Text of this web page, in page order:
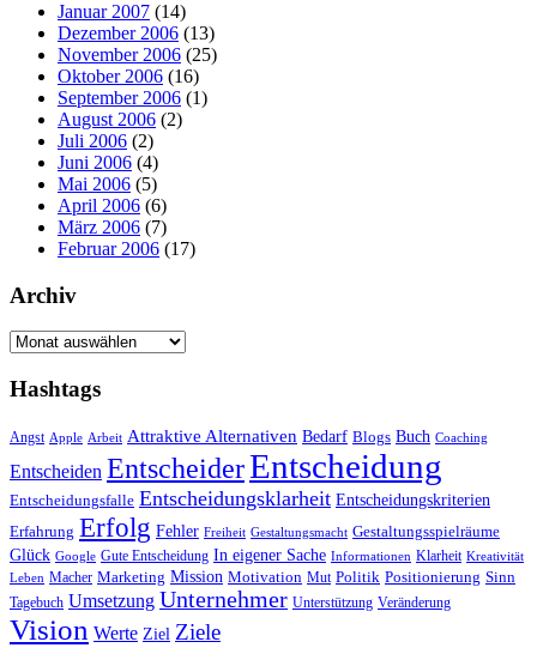
Januar 2007 (14)
Dezember 2006 (13)
November 2006 (25)
Oktober 2006 (16)
September 2006 (1)
August 2006 (2)
Juli 2006 (2)
Juni 2006 (4)
Mai 2006 (5)
April 2006 (6)
März 2006 (7)
Februar 2006 (17)
Archiv
Archiv
Hashtags
Angst Apple Arbeit Attraktive Alternativen Bedarf Blogs Buch Coaching
Entscheiden EntscheiderEntscheidung
Entscheidungsfalle Entscheidungsklarheit Entscheidungskriterien
Erfahrung Erfolg Fehler Freiheit Gestaltungsmacht Gestaltungsspielräume
Glück Google Gute Entscheidung In eigener Sache Informationen Klarheit Kreativität
Leben Macher Marketing Mission Motivation Mut Politik Positionierung Sinn
Tagebuch Umsetzung Unternehmer Unterstützung Veränderung
Vision Werte Ziel Ziele